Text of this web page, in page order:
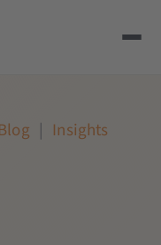
Blog | Insights